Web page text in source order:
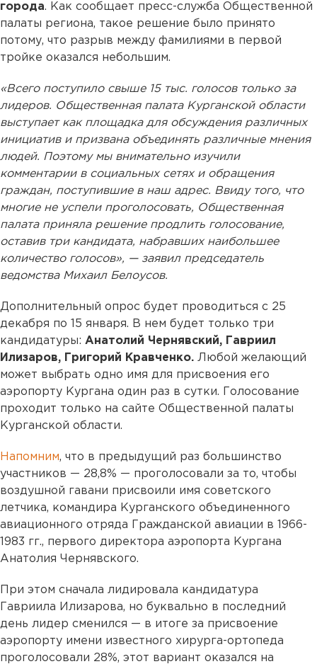
города. Как сообщает пресс-служба Общественной
палаты региона, такое решение было принято
потому, что разрыв между фамилиями в первой
тройке оказался небольшим.
«Всего поступило свыше 15 тыс. голосов только за
лидеров. Общественная палата Курганской области
выступает как площадка для обсуждения различных
инициатив и призвана объединять различные мнения
людей. Поэтому мы внимательно изучили
комментарии в социальных сетях и обращения
граждан, поступившие в наш адрес. Ввиду того, что
многие не успели проголосовать, Общественная
палата приняла решение продлить голосование,
оставив три кандидата, набравших наибольшее
количество голосов», — заявил председатель
ведомства Михаил Белоусов.
Дополнительный опрос будет проводиться с 25
декабря по 15 января. В нем будет только три
кандидатуры: Анатолий Чернявский, Гавриил
Илизаров, Григорий Кравченко. Любой желающий
может выбрать одно имя для присвоения его
аэропорту Кургана один раз в сутки. Голосование
проходит только на сайте Общественной палаты
Курганской области.
Напомним, что в предыдущий раз большинство
участников — 28,8% — проголосовали за то, чтобы
воздушной гавани присвоили имя советского
летчика, командира Курганского объединенного
авиационного отряда Гражданской авиации в 1966-
1983 гг., первого директора аэропорта Кургана
Анатолия Чернявского.
При этом сначала лидировала кандидатура
Гавриила Илизарова, но буквально в последний
день лидер сменился — в итоге за присвоение
аэропорту имени известного хирурга-ортопеда
проголосовали 28%, этот вариант оказался на